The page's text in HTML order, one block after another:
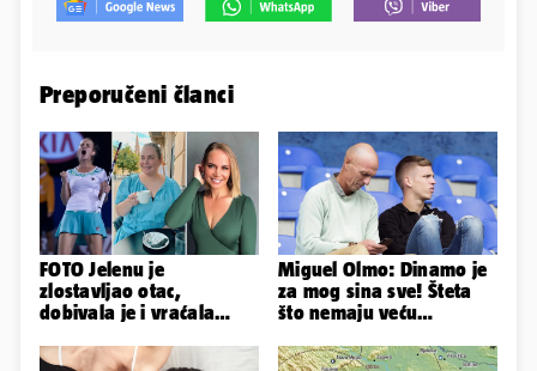
Preporučeni članci
FOTO Jelenu je
zlostavljao otac,
dobivala je i vraćala
tukao šakama'
Miguel Olmo: Dinamo je
za mog sina sve! Šteta
što nemaju veću
ligi...